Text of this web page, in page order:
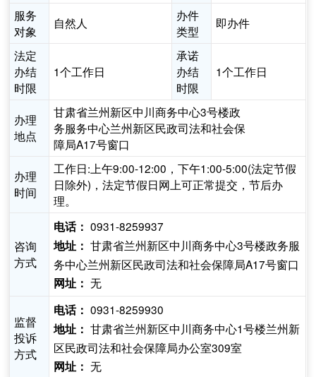
服务
对象
自然人
办件
类型
即办件
法定
办结
时限
1个工作日
承诺
办结
时限
1个工作日
办理
地点
甘肃省兰州新区中川商务中心3号楼政
务服务中心兰州新区民政司法和社会保
障局A17号窗口
办理
时间
工作日:上午9:00-12:00，下午1:00-5:00(法定节假
日除外)，法定节假日网上可正常提交，节后办
理。
咨询
方式
电话： 0931-8259937
地址： 甘肃省兰州新区中川商务中心3号楼政务服
务中心兰州新区民政司法和社会保障局A17号窗口
网址： 无
监督
投诉
方式
电话： 0931-8259930
地址： 甘肃省兰州新区中川商务中心1号楼兰州新
区民政司法和社会保障局办公室309室
网址： 无